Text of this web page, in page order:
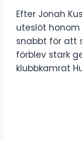
Efter Jonah
uteslöt honom
snabbt för att
förblev stark
klubbkamrat